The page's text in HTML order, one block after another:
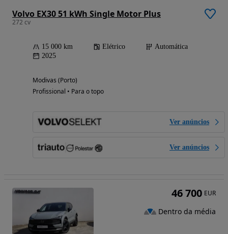
Volvo EX30 51 kWh Single Motor Plus
272 cv
15 000 km Elétrico
Automática
2025
Modivas (Porto)
Profissional • Para o topo
Ver anúncios
Ver anúncios
46 700 EUR
Dentro da média